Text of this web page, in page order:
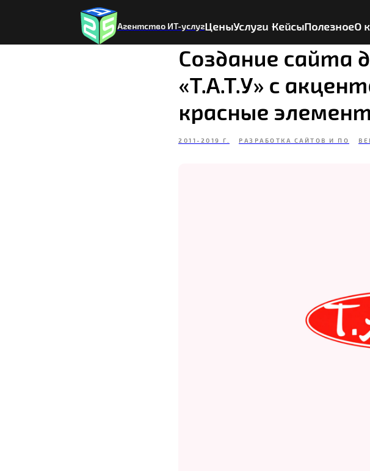
Агентство ИТ-услугЦеныУслуги КейсыПолезноеО
Создание сайта
«Т.А.Т.У» с
красные
2011-2019 Г. РАЗРАБОТКА САЙТОВ И ПО